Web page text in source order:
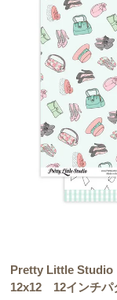
Pretty Little
12x12 12インチパ